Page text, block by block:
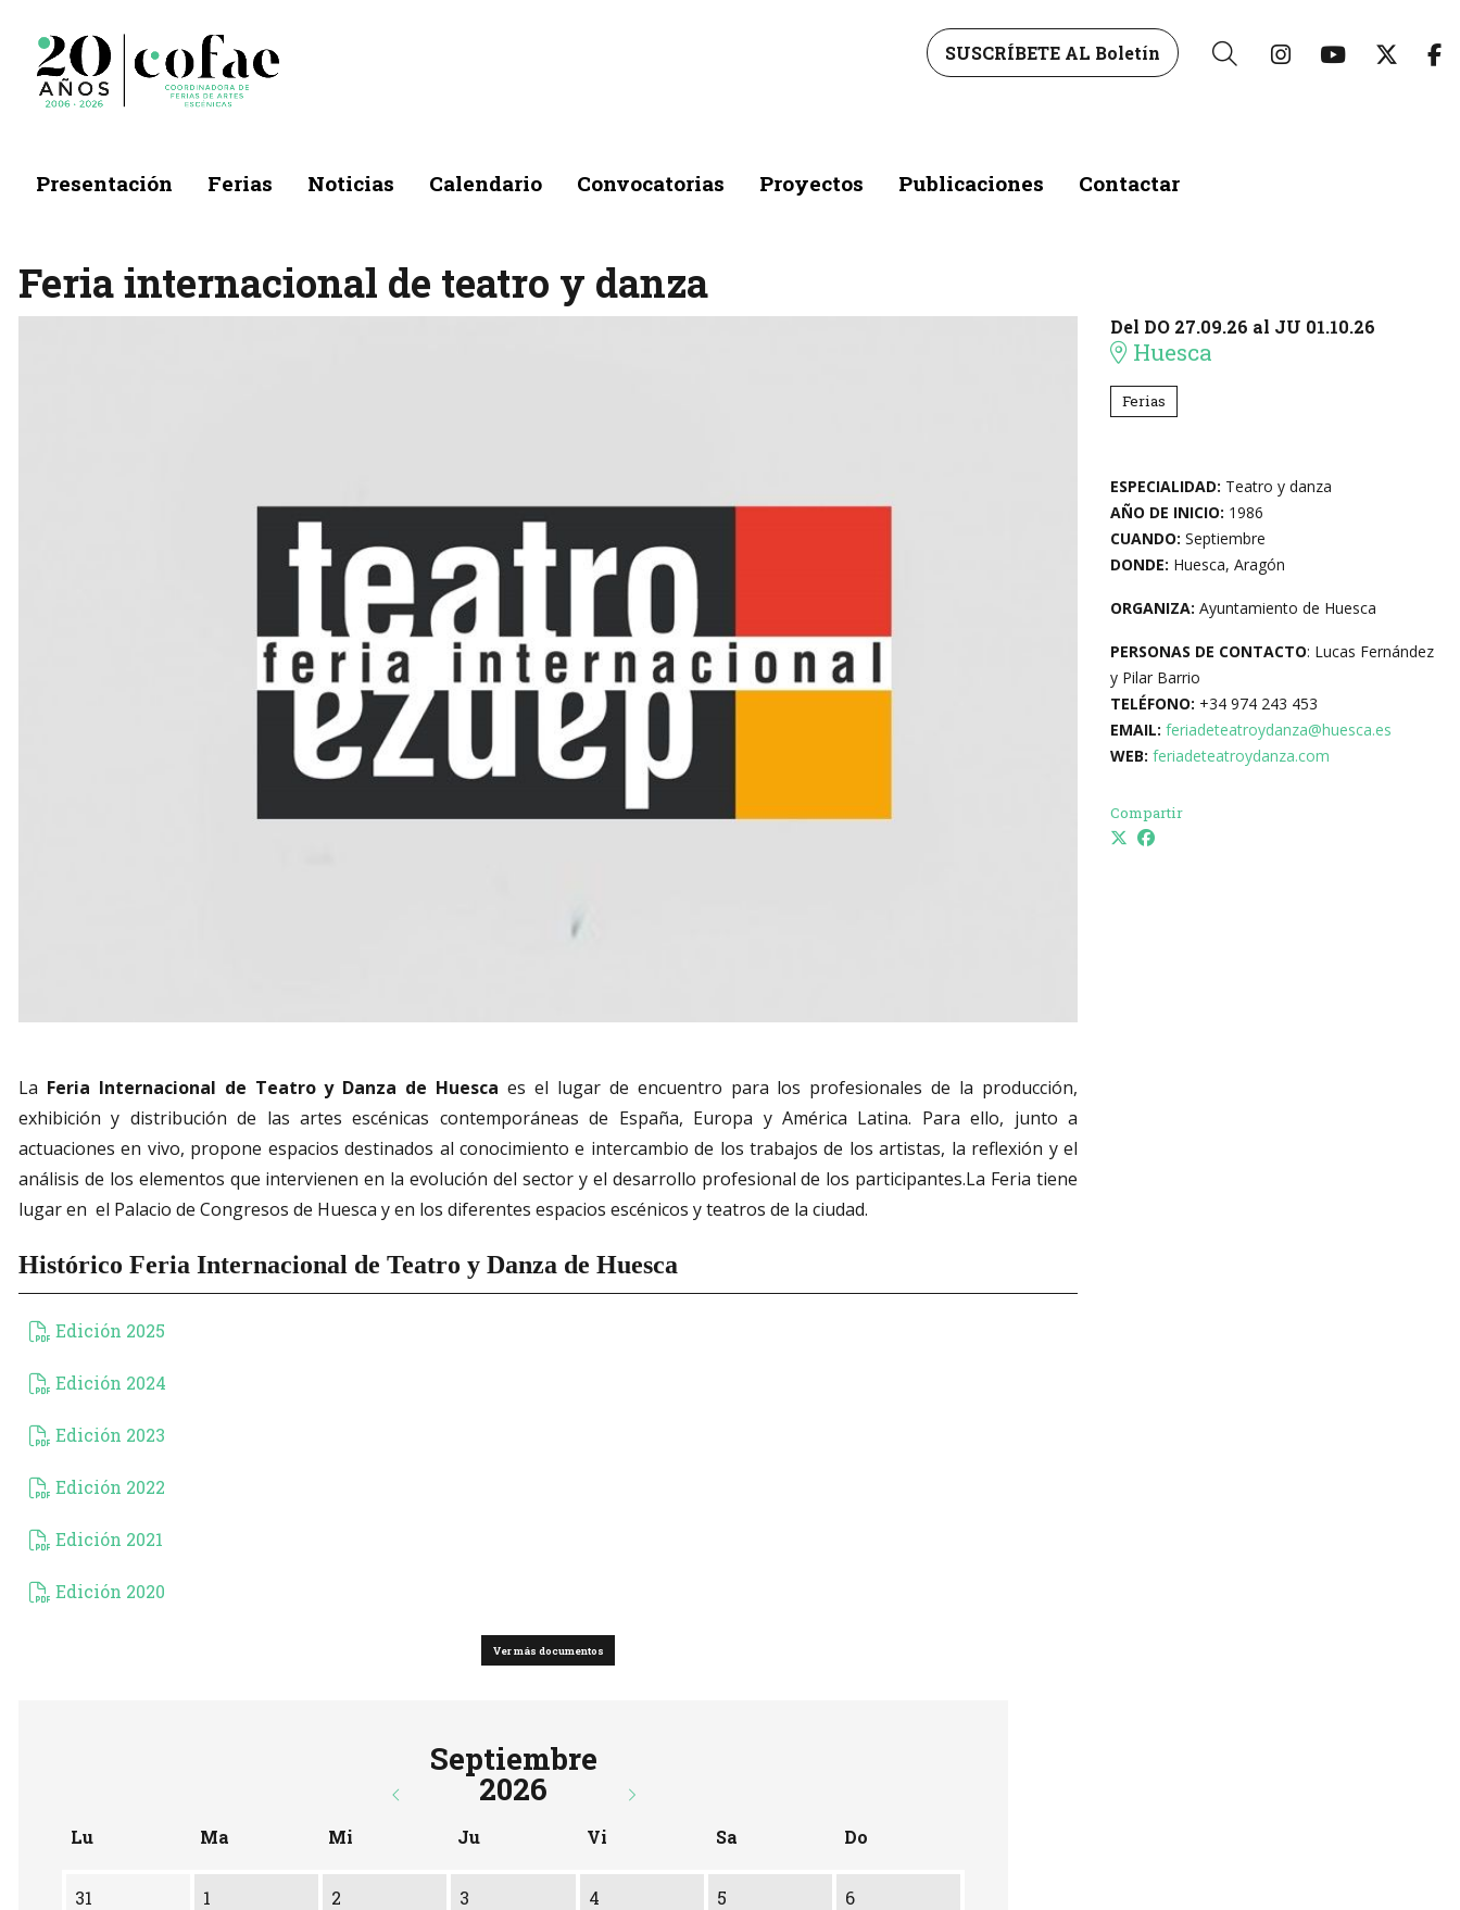
Link aLink a
SUSCRÍBETE AL Boletín
Presentación Ferias Noticias Calendario Convocatorias Proyectos Publicaciones Contactar
Feria internacional de teatro y danza
Del DO 27.09.26 al JU 01.10.26
Huesca
Ferias
ESPECIALIDAD: Teatro y danza
AÑO DE INICIO: 1986
CUANDO: Septiembre
DONDE: Huesca, Aragón
ORGANIZA: Ayuntamiento de Huesca
PERSONAS DE CONTACTO: Lucas Fernández
y Pilar Barrio
TELÉFONO: +34 974 243 453
EMAIL: feriadeteatroydanza@huesca.es
WEB: feriadeteatroydanza.com
Compartir
La Feria Internacional de Teatro y Danza de Huesca es el lugar de encuentro para los profesionales de la producción,
exhibición y distribución de las artes escénicas contemporáneas de España, Europa y América Latina. Para ello, junto a
actuaciones en vivo, propone espacios destinados al conocimiento e intercambio de los trabajos de los artistas, la reflexión y el
análisis de los elementos que intervienen en la evolución del sector y el desarrollo profesional de los participantes.La Feria tiene
lugar en el Palacio de Congresos de Huesca y en los diferentes espacios escénicos y teatros de la ciudad.
Histórico Feria Internacional de Teatro y Danza de Huesca
Edición 2025
Edición 2024
Edición 2023
Edición 2022
Edición 2021
Edición 2020
Ver más documentos
Septiembre
2026
Lu Ma Mi Ju Vi Sa Do
31 1 2 3 4 5 6